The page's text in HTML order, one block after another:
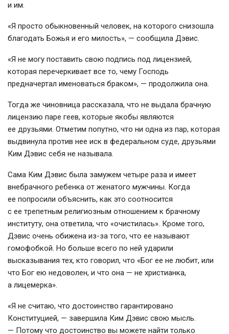
и им.
«Я просто обыкновенный человек, на которого снизошла
благодать Божья и его милость», — сообщила Дэвис.
«Я не могу поставить свою подпись под лицензией,
которая перечеркивает все то, чему Господь
предначертал именоваться браком», — продолжила она.
Тогда же чиновница рассказала, что не выдала брачную
лицензию паре геев, которые якобы являются
ее друзьями. Отметим попутно, что ни одна из пар, которая
выдвинула против нее иск в федеральном суде, друзьями
Ким Дэвис себя не называла.
Сама Ким Дэвис была замужем четыре раза и имеет
внебрачного ребенка от женатого мужчины. Когда
ее попросили объяснить, как это соотносится
с ее трепетным религиозным отношением к брачному
институту, она ответила, что «очистилась». Кроме того,
Дэвис очень обижена из-за того, что ее называют
гомофобкой. Но больше всего по ней ударили
высказывания тех, кто говорил, что «Бог ее не любит, или
что Бог ею недоволен, и что она — не христианка,
а лицемерка».
«Я не считаю, что достоинство гарантировано
Конституцией, — завершила Ким Дэвис свою мысль.
— Потому что достоинство вы можете найти только